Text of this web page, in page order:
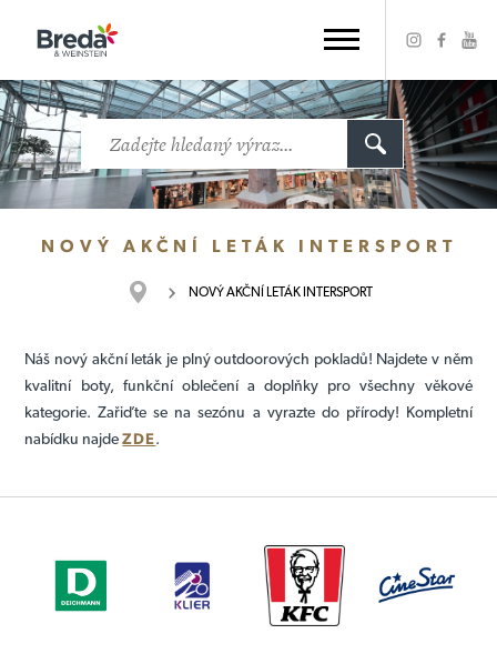
NOVÝ AKČNÍ LETÁK INTERSPORT
NOVÝ AKČNÍ LETÁK INTERSPORT
Náš nový akční leták je plný outdoorových pokladů! Najdete v něm
kvalitní boty, funkční oblečení a doplňky pro všechny věkové
kategorie. Zařiďte se na sezónu a vyrazte do přírody! Kompletní
nabídku najdeZDE.